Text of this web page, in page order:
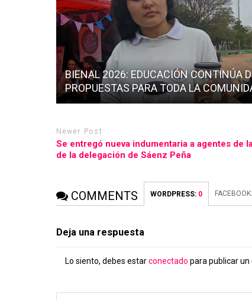
BIENAL 2026: EDUCACIÓN CONTINÚA
PROPUESTAS PARA TODA LA
Newer Post
Se entregó nueva indumentaria a agentes de
de la delegación de Sáenz Peña
COMMENTS WORDPRESS: 0 FACEBOOK:
Deja una respuesta
Lo siento, debes estarconectado para publicar un